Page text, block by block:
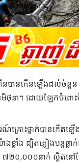
ពីនបានកើនឡើងដល់ចំនួ
មិថុនា។​ ដោយឡែកចំព
ណ៍គ្រោះថ្នាក់បានកើត
ខ្លាំង ដ្បិតភ្លៀងបន្តធ្
២០,០០០នាក់ ស្ថិតនៅ